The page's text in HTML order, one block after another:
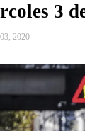
3
2020